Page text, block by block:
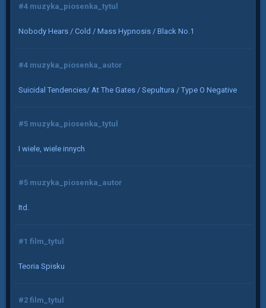
#4 muzyka_piosenka_tytul
Nobody Hears / Cold / Mass Hypnosis / Black No.1
#4 muzyka_piosenka_autor
Suicidal Tendencies/ At The Gates / Sepultura / Type O Negative
#5 muzyka_piosenka_tytul
I wiele, wiele innych
#5 muzyka_piosenka_autor
Itd.
#1 film_tytul
Teoria Spisku
#2 film_tytul